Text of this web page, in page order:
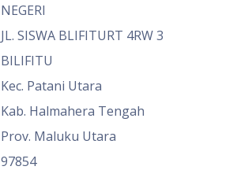
NEGERI
JL. SISWA BLIFITURT 4RW 3
BILIFITU
Kec. Patani Utara
Kab. Halmahera Tengah
Prov. Maluku Utara
97854